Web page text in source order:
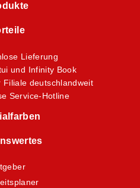
Lieferung
und Infinity Book
Filiale deutschlandweit
Service-Hotline